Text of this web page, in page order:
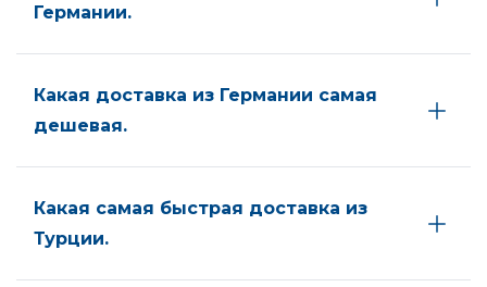
Германии.
Какая доставка из Германии самая
дешевая.
Какая самая быстрая доставка из
Турции.